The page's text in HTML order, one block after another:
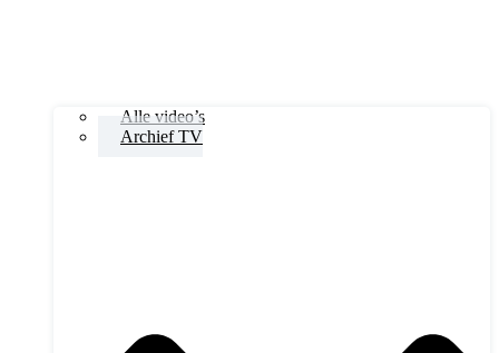
Alle video’s
Archief TV